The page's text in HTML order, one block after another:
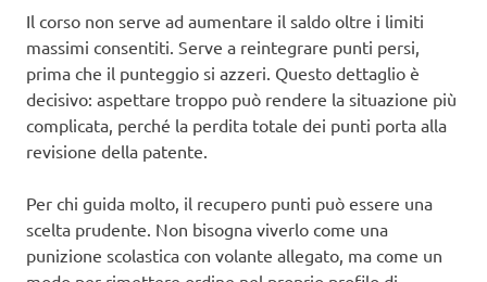
Il corso non serve ad aumentare il saldo oltre i limiti
massimi consentiti. Serve a reintegrare punti persi,
prima che il punteggio si azzeri. Questo dettaglio è
decisivo: aspettare troppo può rendere la situazione più
complicata, perché la perdita totale dei punti porta alla
revisione della patente.
Per chi guida molto, il recupero punti può essere una
scelta prudente. Non bisogna viverlo come una
punizione scolastica con volante allegato, ma come un